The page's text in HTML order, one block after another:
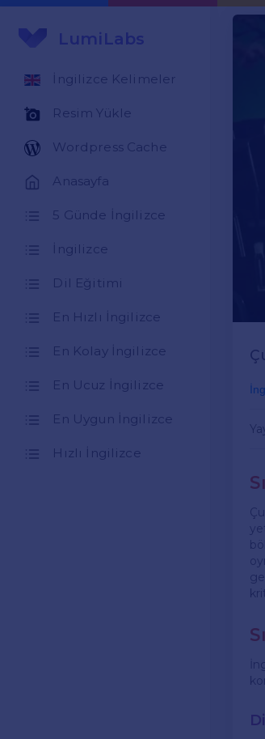
LumiLabs
İngilizce Kelimeler
Resim Yükle
Wordpress Cache
Anasayfa
5 Günde İngilizce
İngilizce
Dil Eğitimi
En Hızlı İngilizce
En Kolay İngilizce
En Ucuz İngilizce
En Uygun İngilizce
Hızlı İngilizce